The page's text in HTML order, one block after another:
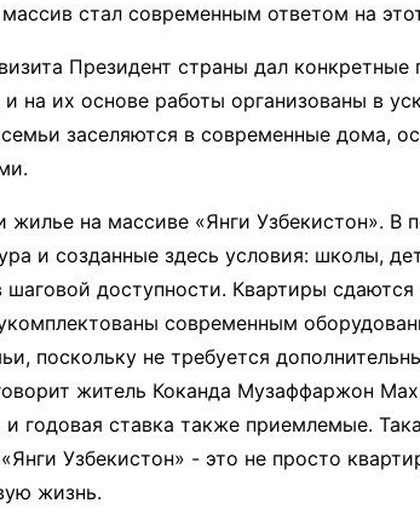
стал современным ответом на
Президент страны дал конкретные
и на их основе работы организованы в
семьи заселяются в современные дома,
на массиве «Янги Узбекистон». В
и созданные здесь условия: школы,
доступности. Квартиры
современным
поскольку не требуется
житель Коканда Музаффаржон
и годовая ставка также приемлемые.
Узбекистон» - это не просто
жизнь.